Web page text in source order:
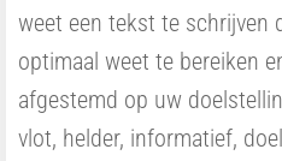
weet een tekst te schrijven
optimaal weet te bereiken
afgestemd op uw
vlot, helder, informatief,